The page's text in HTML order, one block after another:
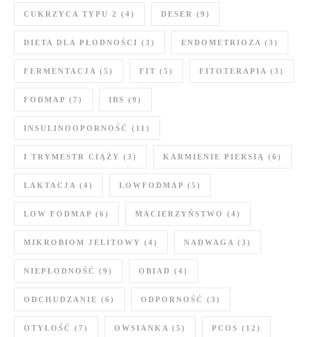
CUKRZYCA TYPU 2 (4) DESER (9)
DIETA DLA PŁODNOŚCI (3) ENDOMETRIOZA (3)
FERMENTACJA (5) FIT (5) FITOTERAPIA (3)
FODMAP (7) IBS (9)
INSULINOOPORNOŚĆ (11)
I TRYMESTR CIĄŻY (3) KARMIENIE PIERSIĄ (6)
LAKTACJA (4) LOWFODMAP (5)
LOW FODMAP (6) MACIERZYŃSTWO (4)
MIKROBIOM JELITOWY (4) NADWAGA (3)
NIEPŁODNOŚĆ (9) OBIAD (4)
ODCHUDZANIE (6) ODPORNOŚĆ (3)
OTYŁOŚĆ (7) OWSIANKA (5) PCOS (12)